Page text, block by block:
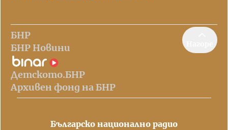
БНР
БНР Новини
Детското.БНР
Архивен фонд на БНР
Българско национално радио